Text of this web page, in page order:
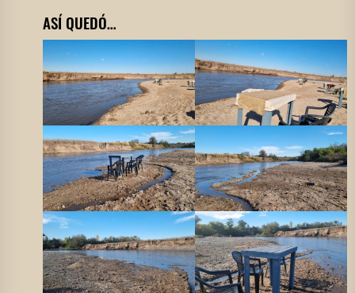
ASÍ QUEDÓ…